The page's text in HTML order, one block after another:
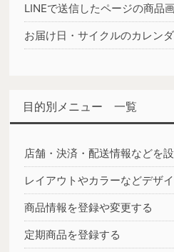
LINEで送信したページの商品
お届け日・サイクルのカレン
目的別メニュー 一覧
店舗・決済・配送情報などを
レイアウトやカラーなどデザ
商品情報を登録や変更する
定期商品を登録する